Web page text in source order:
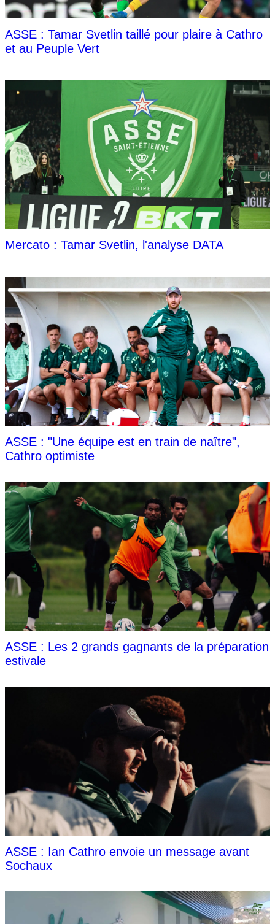
ASSE : Tamar Svetlin taillé pour plaire à Cathro
et au Peuple Vert
Mercato : Tamar Svetlin, l'analyse DATA
ASSE : "Une équipe est en train de naître",
Cathro optimiste
ASSE : Les 2 grands gagnants de la préparation
estivale
ASSE : Ian Cathro envoie un message avant
Sochaux